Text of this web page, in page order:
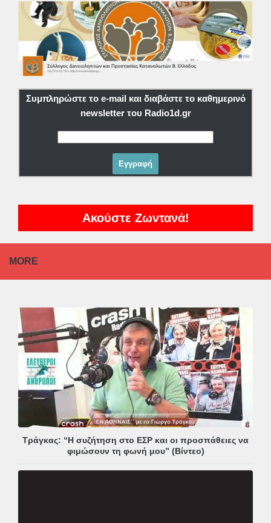
Συμπληρώστε το e-mail και διαβάστε το καθημερινό
newsletter του Radio1d.gr
Ακούστε Ζωντανά!
MORE
Τράγκας: “Η συζήτηση στο ΕΣΡ και οι προσπάθειες να
φιμώσουν τη φωνή μου” (Βίντεο)